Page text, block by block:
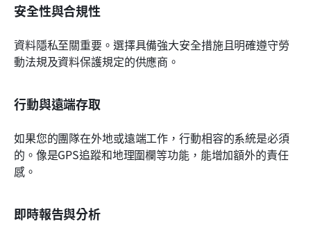
安全性與合規性
資料隱私至關重要。選擇具備強大安全措施且明確遵守勞
動法規及資料保護規定的供應商。
行動與遠端存取
如果您的團隊在外地或遠端工作，行動相容的系統是必須
的。像是GPS追蹤和地理圍欄等功能，能增加額外的責任
感。
即時報告與分析